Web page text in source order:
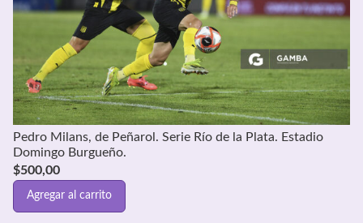
Pedro Milans, de Peñarol. Serie Río de la Plata. Estadio
Domingo Burgueño.
$500,00
Agregar al carrito